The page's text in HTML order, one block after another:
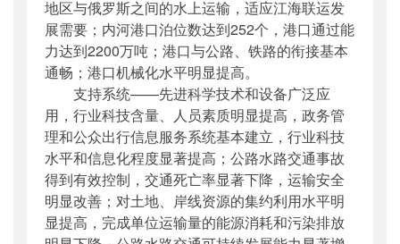
地区与俄罗斯之间的水上运输，适应江海联运发
展需要；内河港口泊位数达到252个，港口通过能
力达到2200万吨；港口与公路、铁路的衔接基本
通畅；港口机械化水平明显提高。
支持系统——先进科学技术和设备广泛应
用，行业科技含量、人员素质明显提高，政务管
理和公众出行信息服务系统基本建立，行业科技
水平和信息化程度显著提高；公路水路交通事故
得到有效控制，交通死亡率显著下降，运输安全
明显改善；对土地、岸线资源的集约利用水平明
显提高，完成单位运输量的能源消耗和污染排放